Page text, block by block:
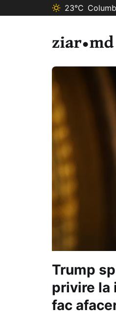
23°C
Trump
privire la
fac